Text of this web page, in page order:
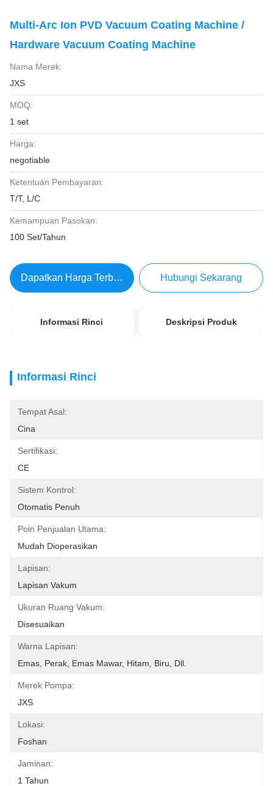
Multi-Arc Ion PVD Vacuum Coating Machine /
Hardware Vacuum Coating Machine
Nama Merek:
JXS
MOQ:
1 set
Harga:
negotiable
Ketentuan Pembayaran:
T/T, L/C
Kemampuan Pasokan:
100 Set/Tahun
Dapatkan Harga Terbaik Hubungi Sekarang
Informasi Rinci Deskripsi Produk
Informasi Rinci
Tempat Asal:
Cina
Sertifikasi:
CE
Sistem Kontrol:
Otomatis Penuh
Poin Penjualan Utama:
Mudah Dioperasikan
Lapisan:
Lapisan Vakum
Ukuran Ruang Vakum:
Disesuaikan
Warna Lapisan:
Emas, Perak, Emas Mawar, Hitam, Biru, Dll.
Merek Pompa:
JXS
Lokasi:
Foshan
Jaminan:
1 Tahun